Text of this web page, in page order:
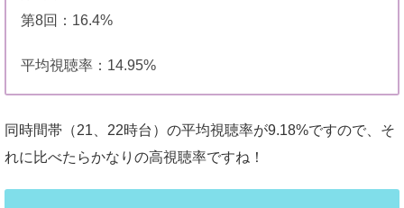
第8回：16.4%
平均視聴率：14.95%
同時間帯（21、22時台）の平均視聴率が9.18%ですので、そ
れに比べたらかなりの高視聴率ですね！